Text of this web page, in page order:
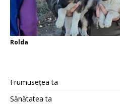
Rolda
Frumusețea ta
Sănătatea ta